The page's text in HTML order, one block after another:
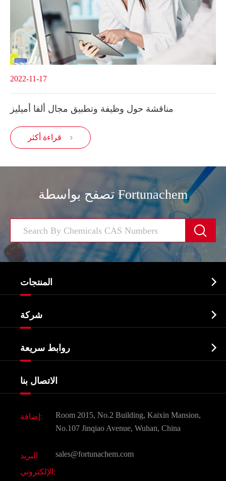
2022-11-17
مناقشة حول وظيفة وتطبيق مجال ألفا أميليز
قراءة أكثر 
تصفح بواسطة Fortunachem

المنتجات 
الصيدلانية وسيطة
البيوكيميائية
Agrochemicals و الوسطيات
مكونات مستحضرات التجميل
النكهات و عطور
الكيميائية CAS
جميع المواد الكيميائية غرامة
شركة 
شهادات و مصنع تظهر
شركة التاريخ
روابط سريعة 
الاتصال بنا
إضافة:
Room 2015, No.2 Building, Kaixin Mansion,
No.107 Jinqiao Avenue, Wuhan, China
البريد
الإلكتروني:
sales@fortunachem.com